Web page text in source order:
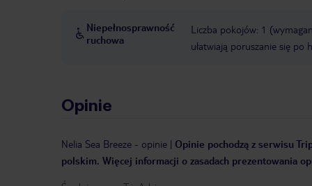
Niepełnosprawność
ruchowa
Liczba pokojów: 1
ułatwiają poruszanie się po
Opinie
Nelia Sea Breeze - opinie | Opinie pochodzą z serwisu
polskim. Więcej informacji o zasadach prezentowania